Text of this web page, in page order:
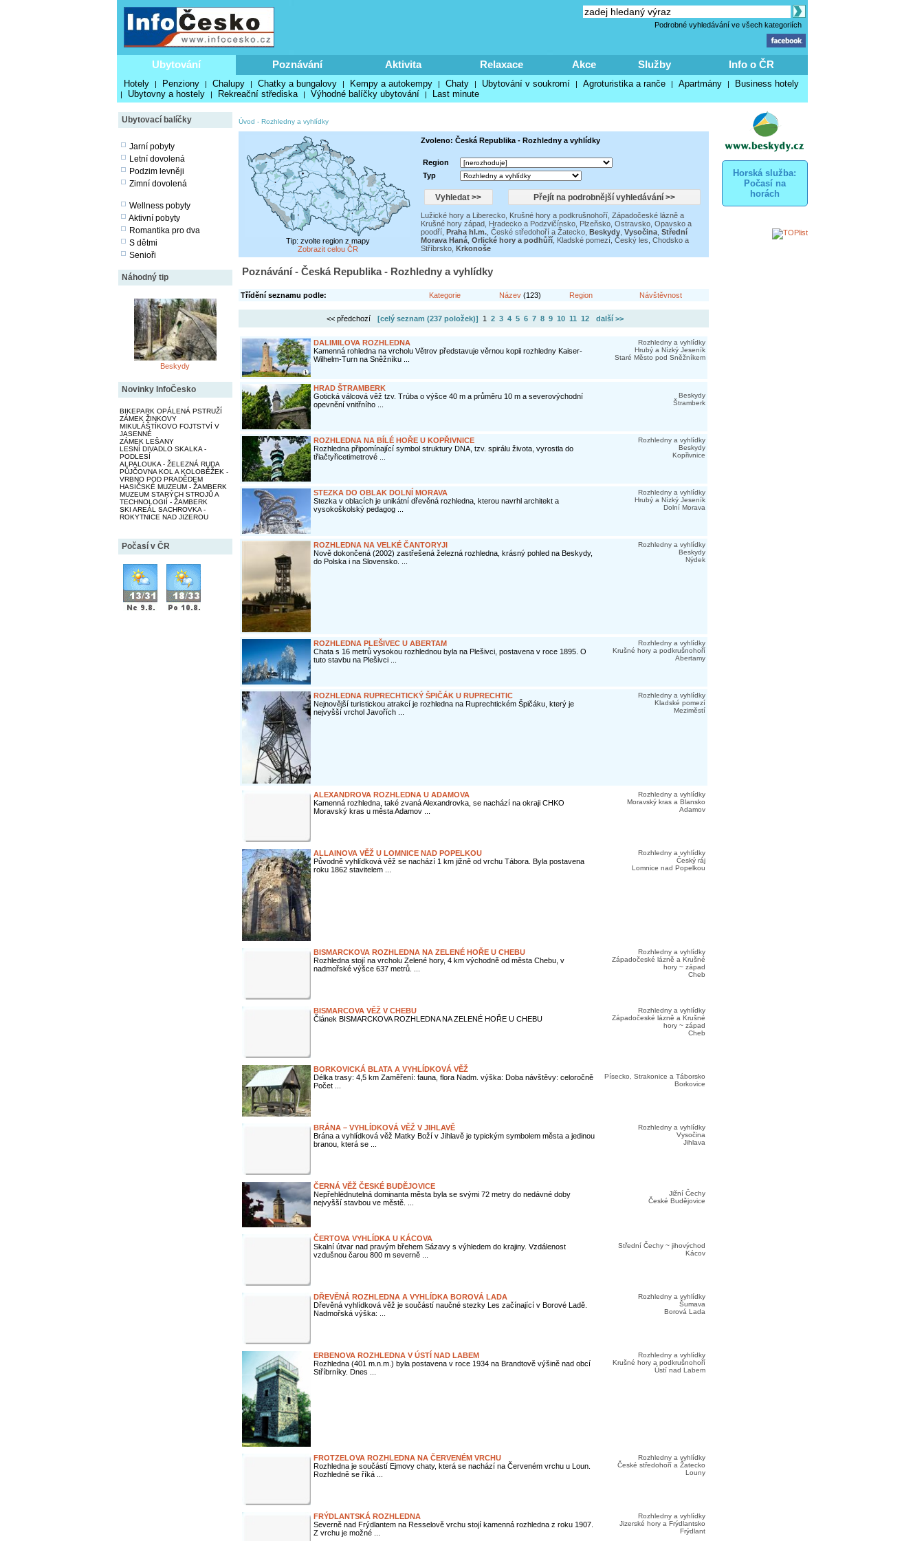
Podrobné vyhledávání ve všech kategoriích
Ubytování Poznávání Aktivita Relaxace Akce Služby Info o ČR
Hotely | Penziony | Chalupy | Chatky a bungalovy | Kempy a autokempy | Chaty | Ubytování v soukromí | Agroturistika a ranče | Apartmány | Business hotely
| Ubytovny a hostely | Rekreační střediska | Výhodné balíčky ubytování | Last minute
Ubytovací balíčky
Jarní pobyty
Letní dovolená
Podzim levněji
Zimní dovolená
Wellness pobyty
Aktivní pobyty
Romantika pro dva
S dětmi
Senioři
Náhodný tip
Beskydy
Novinky InfoČesko
BIKEPARK OPÁLENÁ PSTRUŽÍ
ZÁMEK ŽINKOVY
MIKULÁŠTÍKOVO FOJTSTVÍ V
JASENNÉ
ZÁMEK LEŠANY
LESNÍ DIVADLO SKALKA -
PODLESÍ
ALPALOUKA - ŽELEZNÁ RUDA
PŮJČOVNA KOL A KOLOBĚŽEK -
VRBNO POD PRADĚDEM
HASIČSKÉ MUZEUM - ŽAMBERK
MUZEUM STARÝCH STROJŮ A
TECHNOLOGIÍ - ŽAMBERK
SKI AREÁL SACHROVKA -
ROKYTNICE NAD JIZEROU
Počasí v ČR
Horská služba:
Počasí na
horách
Úvod - Rozhledny a vyhlídky
Tip: zvolte region z mapy
Zobrazit celou ČR
Zvoleno: Česká Republika - Rozhledny a vyhlídky
Region
Typ
Lužické hory a Liberecko, Krušné hory a podkrušnohoří, Západočeské lázně a
Krušné hory západ, Hradecko a Podzvičínsko, Plzeňsko, Ostravsko, Opavsko a
poodří, Praha hl.m., České středohoří a Žatecko, Beskydy, Vysočina, Střední
Morava Haná, Orlické hory a podhůří, Kladské pomezí, Český les, Chodsko a
Stříbrsko, Krkonoše
Poznávání - Česká Republika - Rozhledny a vyhlídky
Třídění seznamu podle: Kategorie Název(123) Region Návštěvnost
<< předchozí [celý seznam (237 položek)] 1 2 3 4 5 6 7 8 9 10 11 12 další >>
DALIMILOVA ROZHLEDNA
Kamenná rohledna na vrcholu Větrov představuje věrnou kopii rozhledny Kaiser-
Wilhelm-Turn na Sněžníku ...
Rozhledny a vyhlídky
Hrubý a Nízký Jeseník
Staré Město pod Sněžníkem
HRAD ŠTRAMBERK
Gotická válcová věž tzv. Trúba o výšce 40 m a průměru 10 m a severovýchodní
opevnění vnitřního ...
Beskydy
Štramberk
ROZHLEDNA NA BÍLÉ HOŘE U KOPŘIVNICE
Rozhledna připomínající symbol struktury DNA, tzv. spirálu života, vyrostla do
třiačtyřicetimetrové ...
Rozhledny a vyhlídky
Beskydy
Kopřivnice
STEZKA DO OBLAK DOLNÍ MORAVA
Stezka v oblacích je unikátní dřevěná rozhledna, kterou navrhl architekt a
vysokoškolský pedagog ...
Rozhledny a vyhlídky
Hrubý a Nízký Jeseník
Dolní Morava
ROZHLEDNA NA VELKÉ ČANTORYJI
Nově dokončená (2002) zastřešená železná rozhledna, krásný pohled na Beskydy,
do Polska i na Slovensko. ...
Rozhledny a vyhlídky
Beskydy
Nýdek
ROZHLEDNA PLEŠIVEC U ABERTAM
Chata s 16 metrů vysokou rozhlednou byla na Plešivci, postavena v roce 1895. O
tuto stavbu na Plešivci ...
Rozhledny a vyhlídky
Krušné hory a podkrušnohoří
Abertamy
ROZHLEDNA RUPRECHTICKÝ ŠPIČÁK U RUPRECHTIC
Nejnovější turistickou atrakcí je rozhledna na Ruprechtickém Špičáku, který je
nejvyšší vrchol Javořích ...
Rozhledny a vyhlídky
Kladské pomezí
Meziměstí
ALEXANDROVA ROZHLEDNA U ADAMOVA
Kamenná rozhledna, také zvaná Alexandrovka, se nachází na okraji CHKO
Moravský kras u města Adamov ...
Rozhledny a vyhlídky
Moravský kras a Blansko
Adamov
ALLAINOVA VĚŽ U LOMNICE NAD POPELKOU
Původně vyhlídková věž se nachází 1 km jižně od vrchu Tábora. Byla postavena
roku 1862 stavitelem ...
Rozhledny a vyhlídky
Český ráj
Lomnice nad Popelkou
BISMARCKOVA ROZHLEDNA NA ZELENÉ HOŘE U CHEBU
Rozhledna stojí na vrcholu Zelené hory, 4 km východně od města Chebu, v
nadmořské výšce 637 metrů. ...
Rozhledny a vyhlídky
Západočeské lázně a Krušné
hory ~ západ
Cheb
BISMARCOVA VĚŽ V CHEBU
Článek BISMARCKOVA ROZHLEDNA NA ZELENÉ HOŘE U CHEBU
Rozhledny a vyhlídky
Západočeské lázně a Krušné
hory ~ západ
Cheb
BORKOVICKÁ BLATA A VYHLÍDKOVÁ VĚŽ
Délka trasy: 4,5 km Zaměření: fauna, flora Nadm. výška: Doba návštěvy: celoročně
Počet ...
Písecko, Strakonice a Táborsko
Borkovice
BRÁNA – VYHLÍDKOVÁ VĚŽ V JIHLAVĚ
Brána a vyhlídková věž Matky Boží v Jihlavě je typickým symbolem města a jedinou
branou, která se ...
Rozhledny a vyhlídky
Vysočina
Jihlava
ČERNÁ VĚŽ ČESKÉ BUDĚJOVICE
Nepřehlédnutelná dominanta města byla se svými 72 metry do nedávné doby
nejvyšší stavbou ve městě. ...
Jižní Čechy
České Budějovice
ČERTOVA VYHLÍDKA U KÁCOVA
Skalní útvar nad pravým břehem Sázavy s výhledem do krajiny. Vzdálenost
vzdušnou čarou 800 m severně ...
Střední Čechy ~ jihovýchod
Kácov
DŘEVĚNÁ ROZHLEDNA A VYHLÍDKA BOROVÁ LADA
Dřevěná vyhlídková věž je součástí naučné stezky Les začínající v Borové Ladě.
Nadmořská výška: ...
Rozhledny a vyhlídky
Šumava
Borová Lada
ERBENOVA ROZHLEDNA V ÚSTÍ NAD LABEM
Rozhledna (401 m.n.m.) byla postavena v roce 1934 na Brandtově výšině nad obcí
Stříbrníky. Dnes ...
Rozhledny a vyhlídky
Krušné hory a podkrušnohoří
Ústí nad Labem
FROTZELOVA ROZHLEDNA NA ČERVENÉM VRCHU
Rozhledna je součástí Ejmovy chaty, která se nachází na Červeném vrchu u Loun.
Rozhledně se říká ...
Rozhledny a vyhlídky
České středohoří a Žatecko
Louny
FRÝDLANTSKÁ ROZHLEDNA
Severně nad Frýdlantem na Resselově vrchu stojí kamenná rozhledna z roku 1907.
Z vrchu je možné ...
Rozhledny a vyhlídky
Jizerské hory a Frýdlantsko
Frýdlant